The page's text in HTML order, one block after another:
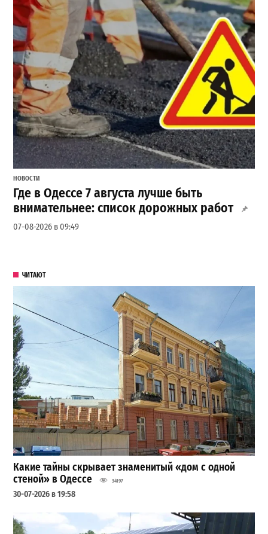
НОВОСТИ
Где в Одессе 7 августа лучше быть
внимательнее: список дорожных работ
07-08-2026 в 09:49
ЧИТАЮТ
Какие тайны скрывает знаменитый «дом с одной
стеной» в Одессе
34197
30-07-2026 в 19:58